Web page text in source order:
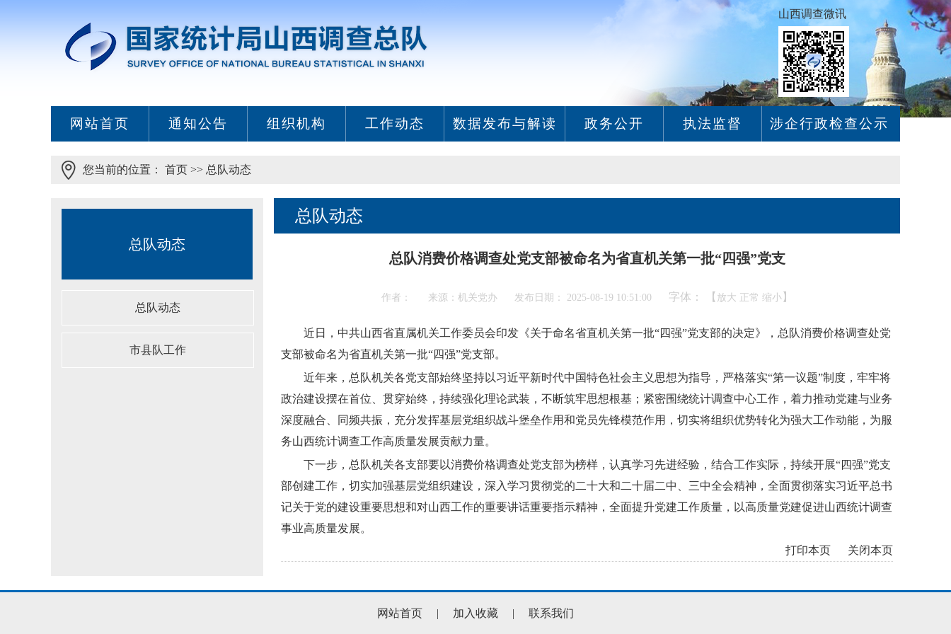
山西调查微讯
网站首页 通知公告 组织机构 工作动态 数据发布与解读 政务公开 执法监督 涉企行政检查公示
您当前的位置： 首页 >> 总队动态
总队动态
总队动态
市县队工作
总队动态
总队消费价格调查处党支部被命名为省直机关第一批“四强”党支
作者： 来源：机关党办 发布日期： 2025-08-19 10:51:00 字体： 【 放大 正常 缩小】
近日，中共山西省直属机关工作委员会印发《关于命名省直机关第一批“四强”党支部的决定》，总队消费价格调查处党
支部被命名为省直机关第一批“四强”党支部。
近年来，总队机关各党支部始终坚持以习近平新时代中国特色社会主义思想为指导，严格落实“第一议题”制度，牢牢将
政治建设摆在首位、贯穿始终，持续强化理论武装，不断筑牢思想根基；紧密围绕统计调查中心工作，着力推动党建与业务
深度融合、同频共振，充分发挥基层党组织战斗堡垒作用和党员先锋模范作用，切实将组织优势转化为强大工作动能，为服
务山西统计调查工作高质量发展贡献力量。
下一步，总队机关各支部要以消费价格调查处党支部为榜样，认真学习先进经验，结合工作实际，持续开展“四强”党支
部创建工作，切实加强基层党组织建设，深入学习贯彻党的二十大和二十届二中、三中全会精神，全面贯彻落实习近平总书
记关于党的建设重要思想和对山西工作的重要讲话重要指示精神，全面提升党建工作质量，以高质量党建促进山西统计调查
事业高质量发展。
打印本页
关闭本页
网站首页 | 加入收藏 | 联系我们